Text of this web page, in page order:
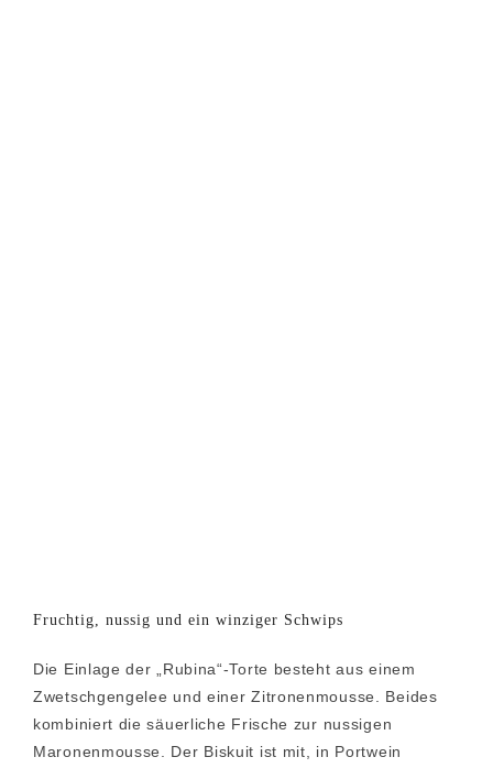
Fruchtig, nussig und ein winziger Schwips
Die Einlage der „Rubina“-Torte besteht aus einem
Zwetschgengelee und einer Zitronenmousse. Beides
kombiniert die säuerliche Frische zur nussigen
Maronenmousse. Der Biskuit ist mit, in Portwein